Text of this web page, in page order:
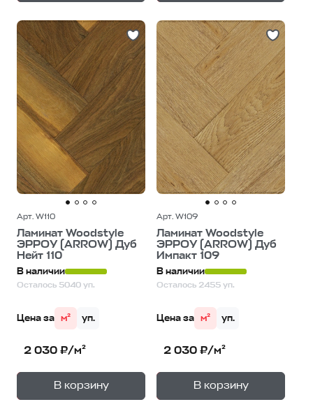
Арт. W110
Ламинат Woodstyle
ЭРРОУ (ARROW) Дуб
Нейт 110
В наличии
Осталось 5040 уп.
Цена за м² уп.
2 030 ₽/м²
В корзину
— 1уп.
Арт. W109
Ламинат Woodstyle
ЭРРОУ (ARROW) Дуб
Импакт 109
В наличии
Осталось 2455 уп.
Цена за м² уп.
2 030 ₽/м²
В корзину
— 1уп.